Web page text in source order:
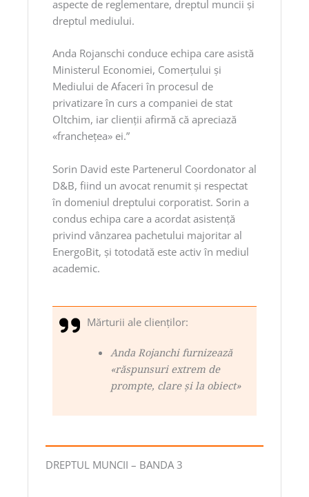
aspecte de reglementare, dreptul muncii şi
dreptul mediului.
Anda Rojanschi conduce echipa care asistă
Ministerul Economiei, Comerţului şi
Mediului de Afaceri în procesul de
privatizare în curs a companiei de stat
Oltchim, iar clienţii afirmă că apreciază
«francheţea» ei.”
Sorin David este Partenerul Coordonator al
D&B, fiind un avocat renumit şi respectat
în domeniul dreptului corporatist. Sorin a
condus echipa care a acordat asistenţă
privind vânzarea pachetului majoritar al
EnergoBit, şi totodată este activ în mediul
academic.
Mărturii ale clienţilor:
Anda Rojanchi furnizează
«răspunsuri extrem de
prompte, clare şi la obiect»
DREPTUL MUNCII – BANDA 3